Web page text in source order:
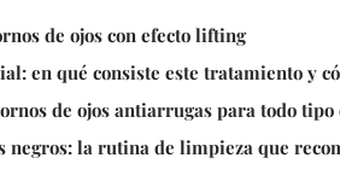
de ojos con efecto lifting
en qué consiste este tratamiento y
de ojos antiarrugas para todo
negros: la rutina de limpieza que